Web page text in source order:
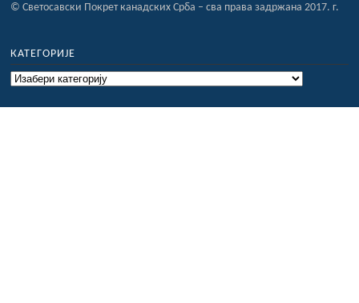
© Светосавски Покрет канадских Срба – сва права задржана 2017. г.
КАТЕГОРИЈЕ
Категорије